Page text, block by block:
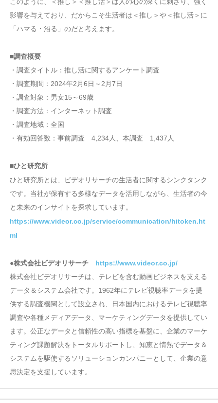
影響を与えており、だからこそ生活者は＜推し＞や＜推し活＞に
「ハマる・沼る」のだと考えます。
■調査概要
・調査タイトル：推し活に関するアンケート調査
・調査期間：2024年2月6日～2月7日
・調査対象：男女15～69歳
・調査方法：インターネット調査
・調査地域：全国
・有効回答数：事前調査 4,234人、本調査 1,437人
■ひと研究所
ひと研究所とは、ビデオリサーチの生活者に関するシンクタンク
です。当社が保有する多様なデータを活用しながら、生活者の今
と未来のインサイトを探求しています。
https://www.videor.co.jp/service/communication/hitoken.ht
ml
●株式会社ビデオリサーチ https://www.videor.co.jp/
株式会社ビデオリサーチは、テレビを含む動画ビジネスを支える
データ＆システム会社です。1962年にテレビ視聴率データを提
供する調査機関として設立され、日本国内におけるテレビ視聴率
調査や各種メディアデータ、マーケティングデータを提供してい
ます。公正なデータと信頼性の高い指標を基盤に、企業のマーケ
ティング課題解決をトータルサポートし、知恵と情熱でデータ＆
システムを駆使するソリューションカンパニーとして、企業の意
思決定を支援しています。